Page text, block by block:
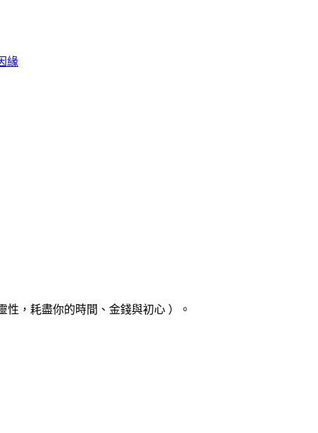
緣
性，耗盡你的時間、金錢與初心 ）。